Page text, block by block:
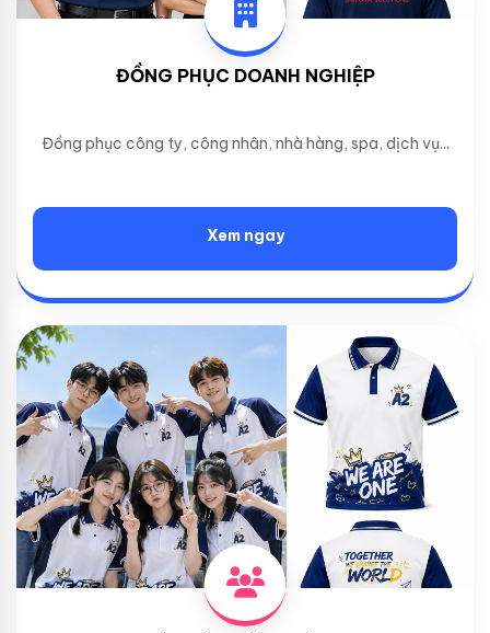
ĐỒNG PHỤC DOANH NGHIỆP
Đồng phục công ty, công nhân, nhà hàng, spa, dịch vụ...
Xem ngay